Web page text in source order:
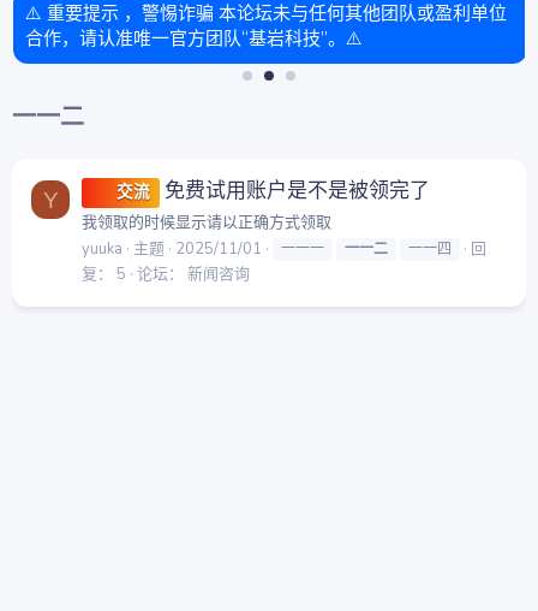
⚠️ 重要提示 ，警惕诈骗 本论坛未与任何其他团队或盈利单位
合作，请认准唯一官方团队“基岩科技”。⚠️
一一二
Y 交流 免费试用账户是不是被领完了
我领取的时候显示请以正确方式领取
yuuka
主题 2025/11/01 一一一 一一二 一一四
回
复： 5 论坛： 新闻咨询